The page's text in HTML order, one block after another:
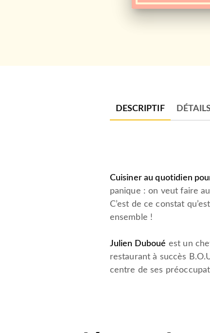
DESCRIPTIF
Cuisiner au quotidien
panique : on veut faire
C’est de ce constat
ensemble !
Julien Duboué est un
restaurant à succès
centre de ses